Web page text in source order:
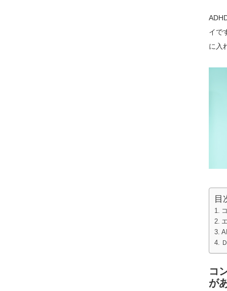
イで
に入
目
コ
が